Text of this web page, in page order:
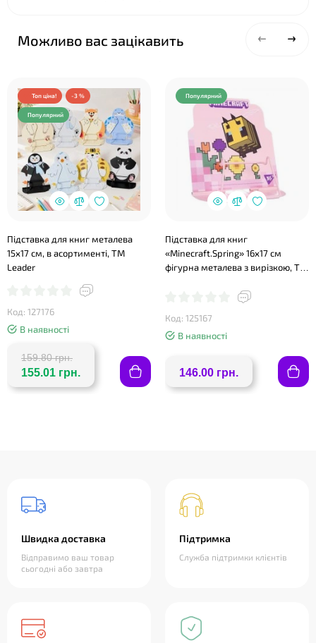
Можливо вас зацікавить
Топ ціна! -3 %
Популярний
Підставка для книг металева
15х17 см, в асортименті, ТМ
Leader
Код: 127176
В наявності
159.80 грн.
155.01 грн.
Популярний
Підставка для книг
«Minecraft.Spring» 16х17 см
фігурна металева з вирізкою, ТМ
Код: 125167
В наявності
146.00 грн.
Швидка доставка
Відправимо ваш товар
сьогодні або завтра
Підтримка
Служба підтримки клієнтів